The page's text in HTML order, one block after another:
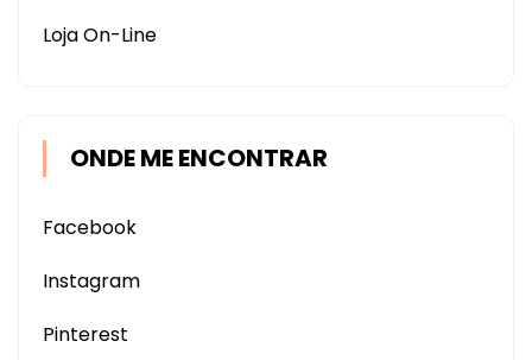
Loja On-Line
ONDE ME ENCONTRAR
Facebook
Instagram
Pinterest